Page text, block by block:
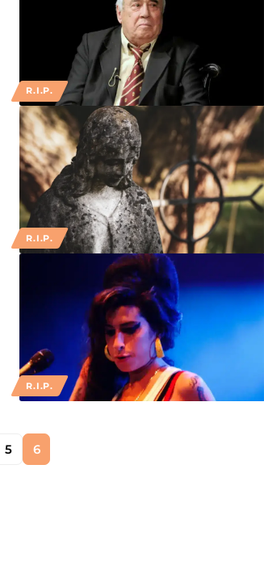
R.I.P.
R.I.P.
R.I.P.
5 6